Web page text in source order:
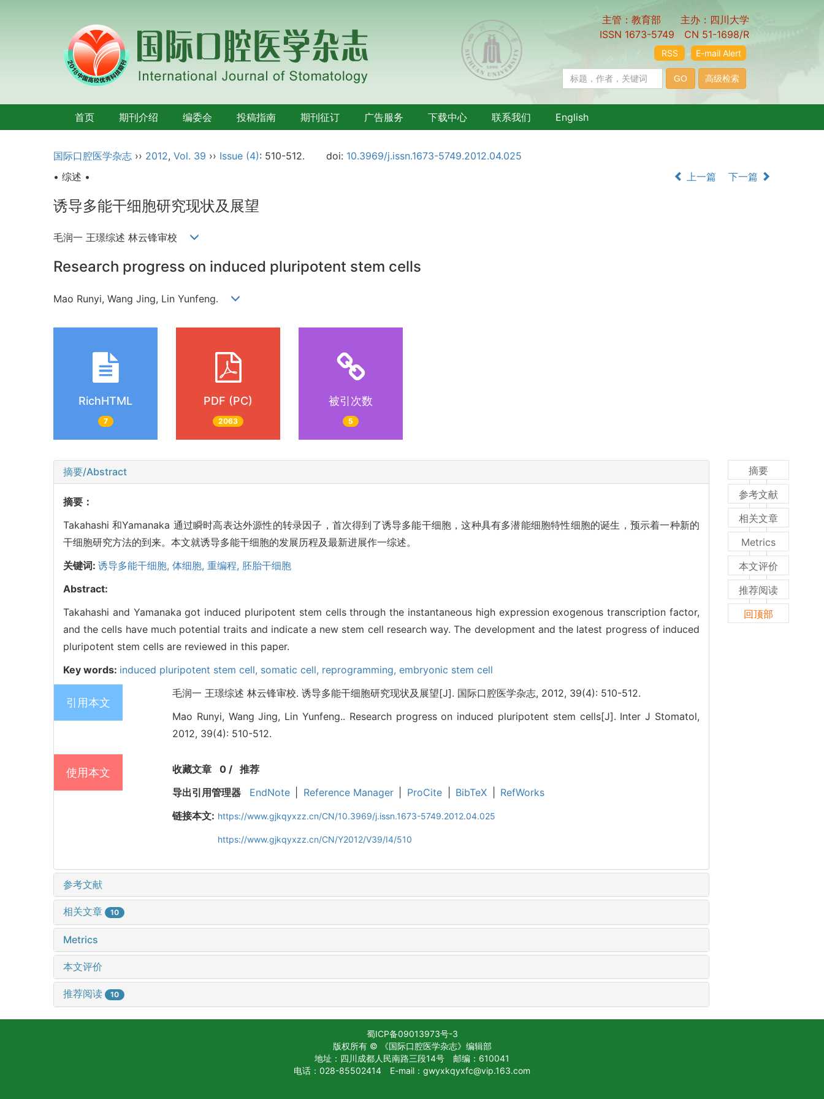
主管：教育部 主办：四川大学
ISSN 1673-5749 CN 51-1698/R
E-mail Alert
RSS
首页 期刊介绍 编委会 投稿指南 期刊征订 广告服务 下载中心 联系我们 English
国际口腔医学杂志 ›› 2012, Vol. 39 ›› Issue (4): 510-512. doi: 10.3969/j.issn.1673-5749.2012.04.025
• 综述 •
上一篇 下一篇
诱导多能干细胞研究现状及展望
毛润一 王璟综述 林云锋审校
Research progress on induced pluripotent stem cells
Mao Runyi, Wang Jing, Lin Yunfeng.
RichHTML
7
PDF (PC)
2063
被引次数
5
摘要/Abstract
摘要：
Takahashi 和Yamanaka 通过瞬时高表达外源性的转录因子，首次得到了诱导多能干细胞，这种具有多潜能细胞特性细胞的诞生，预示着一种新的
干细胞研究方法的到来。本文就诱导多能干细胞的发展历程及最新进展作一综述。
关键词: 诱导多能干细胞, 体细胞, 重编程, 胚胎干细胞
Abstract:
Takahashi and Yamanaka got induced pluripotent stem cells through the instantaneous high expression exogenous transcription factor,
and the cells have much potential traits and indicate a new stem cell research way. The development and the latest progress of induced
pluripotent stem cells are reviewed in this paper.
Key words: induced pluripotent stem cell, somatic cell, reprogramming, embryonic stem cell
引用本文
毛润一 王璟综述 林云锋审校. 诱导多能干细胞研究现状及展望[J]. 国际口腔医学杂志, 2012, 39(4): 510-512.
Mao Runyi, Wang Jing, Lin Yunfeng.. Research progress on induced pluripotent stem cells[J]. Inter J Stomatol,
2012, 39(4): 510-512.
使用本文 收藏文章 0/ 推荐
导出引用管理器
EndNote Reference Manager ProCite BibTeX
RefWorks
链接本文: https://www.gjkqyxzz.cn/CN/10.3969/j.issn.1673-5749.2012.04.025
https://www.gjkqyxzz.cn/CN/Y2012/V39/I4/510
参考文献
相关文章 10
Metrics
本文评价
推荐阅读 10
摘要
参考文献
相关文章
Metrics
本文评价
推荐阅读
回顶部
蜀ICP备09013973号-3
版权所有 © 《国际口腔医学杂志》编辑部
地址：四川成都人民南路三段14号 邮编：610041
电话：028-85502414 E-mail：gwyxkqyxfc@vip.163.com